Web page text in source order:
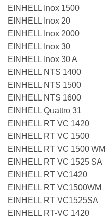
EINHELL Inox 1500
EINHELL Inox 20
EINHELL Inox 2000
EINHELL Inox 30
EINHELL Inox 30 A
EINHELL NTS 1400
EINHELL NTS 1500
EINHELL NTS 1600
EINHELL Quattro 31
EINHELL RT VC 1420
EINHELL RT VC 1500
EINHELL RT VC 1500 WM
EINHELL RT VC 1525 SA
EINHELL RT VC1420
EINHELL RT VC1500WM
EINHELL RT VC1525SA
EINHELL RT-VC 1420